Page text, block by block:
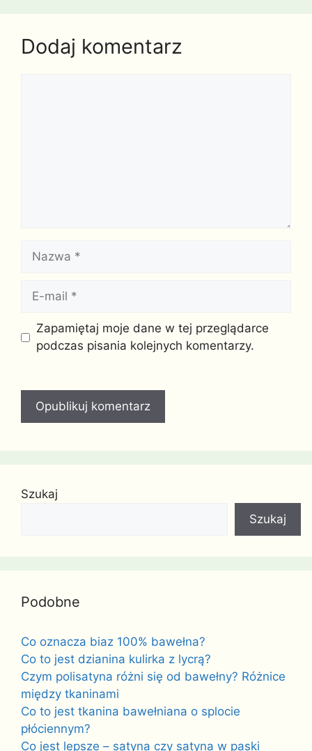
Dodaj komentarz
Nazwa
Witryna
internetowa
Zapamiętaj moje dane w tej przeglądarce
podczas pisania kolejnych komentarzy.
Szukaj
Szukaj
Podobne
Co oznacza biaz 100% bawełna?
Co to jest dzianina kulirka z lycrą?
Czym polisatyna różni się od bawełny? Różnice
między tkaninami
Co to jest tkanina bawełniana o splocie
płóciennym?
Co jest lepsze – satyna czy satyna w paski